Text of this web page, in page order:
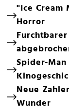
"Ice Cream
Horror
Spider-
Neue
Wunder